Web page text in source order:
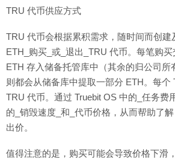
TRU 代币供应方式
TRU 代币会根据累积需求，随时间而创建
ETH_购买_或_退出_TRU 代币。每笔购
ETH 存入储备托管库中（其余的归公司所
则都会从储备库中提取一部分 ETH。每个
TRU 代币。通过 Truebit OS 中的_任务费
的_销毁速度_和_代币价格，从而帮助了
出价。
值得注意的是，购买可能会导致价格下滑